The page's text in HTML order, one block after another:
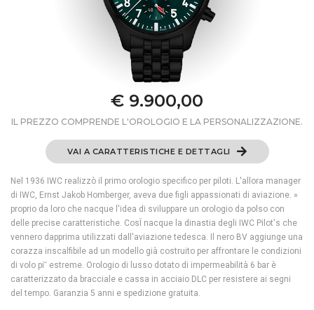
€ 9.900,00
IL PREZZO COMPRENDE L'OROLOGIO E LA PERSONALIZZAZIONE.
VAI A CARATTERISTICHE E DETTAGLI
Nel 1936 IWC realizzò il primo orologio specifico per piloti. L'allora manager
di IWC, Ernst Jakob Homberger, aveva due figli appassionati di aviazione. »
proprio da loro che nacque l'idea di sviluppare un orologio da polso con
delle precise caratteristiche. CosÏ nacque la dinastia degli IWC Pilot's che
vennero dapprima utilizzati dall'aviazione tedesca. Il nero BV aggiunge una
corazza inscalfibile ad un modello già costruito per affrontare le condizioni
di volo pi˘ estreme. Orologio di lusso dotato di impermeabilità 6 bar è
caratterizzato da bracciale e cassa in acciaio DLC per resistere ai segni
del tempo. Garanzia 5 anni e spedizione gratuita.